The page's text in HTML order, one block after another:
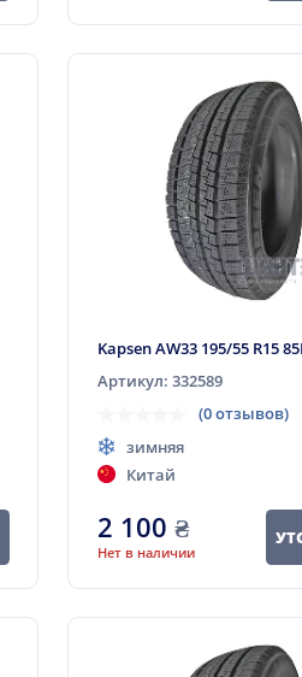
Kapsen AW33 195/55 R15
Артикул: 332589
(0 отзывов)
зимняя
Китай
2 100 ₴
Нет в наличии